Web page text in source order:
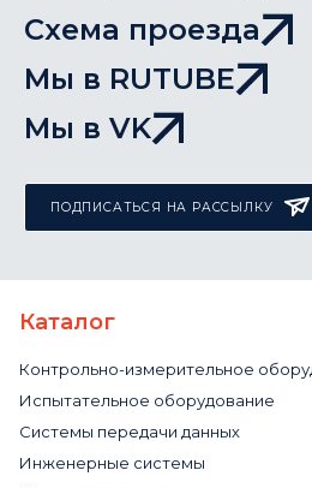
Схема проезда
Мы в RUTUBE
Мы в VK
ПОДПИСАТЬСЯ НА РАССЫЛКУ
Каталог
Контрольно-измерительное
Испытательное оборудование
Системы передачи данных
Инженерные системы